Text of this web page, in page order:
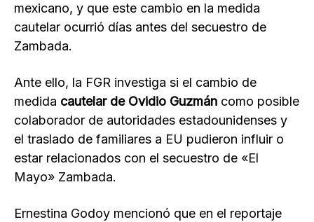
mexicano, y que este cambio en la medida
cautelar ocurrió días antes del secuestro de
Zambada.
Ante ello, la FGR investiga si el cambio de
medida cautelar de Ovidio Guzmán como posible
colaborador de autoridades estadounidenses y
el traslado de familiares a EU pudieron influir o
estar relacionados con el secuestro de «El
Mayo» Zambada.
Ernestina Godoy mencionó que en el reportaje